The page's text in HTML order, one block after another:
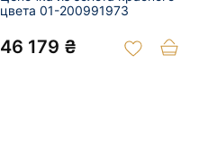
цвета 01-200991973
46 179 ₴